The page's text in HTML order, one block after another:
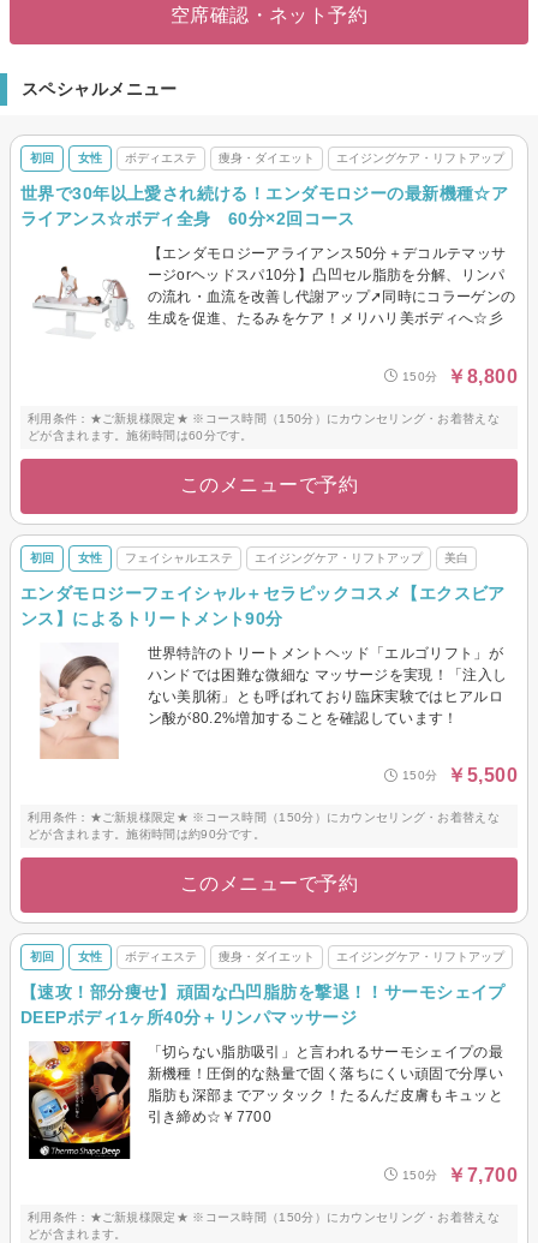
使うもので結果は大きく変わります。
諦めてしまう前に是非一度、ご相談下さい。
お待ちしております。
空席確認・ネット予約
スペシャルメニュー
初回 女性 ボディエステ 痩身・ダイエット エイジングケア・リフトアップ
世界で30年以上愛され続ける！エンダモロジーの最新機種☆ア
ライアンス☆ボディ全身 60分×2回コース
【エンダモロジーアライアンス50分＋デコルテマッサ
ージorヘッドスパ10分】凸凹セル脂肪を分解、リンパ
の流れ・血流を改善し代謝アップ➚同時にコラーゲンの
生成を促進、たるみをケア！メリハリ美ボディへ☆彡
150分 ￥8,800
利用条件：★ご新規様限定★ ※コース時間（150分）にカウンセリング・お着替えな
どが含まれます。施術時間は60分です。
このメニューで予約
初回 女性 フェイシャルエステ エイジングケア・リフトアップ 美白
エンダモロジーフェイシャル＋セラピックコスメ【エクスビア
ンス】によるトリートメント90分
世界特許のトリートメントヘッド「エルゴリフト」が
ハンドでは困難な微細な マッサージを実現！「注⼊し
ない美肌術」とも呼ばれており臨床実験ではヒアルロ
ン酸が80.2%増加することを確認しています！
150分 ￥5,500
利用条件：★ご新規様限定★ ※コース時間（150分）にカウンセリング・お着替えな
どが含まれます。施術時間は約90分です。
このメニューで予約
初回 女性 ボディエステ 痩身・ダイエット エイジングケア・リフトアップ
【速攻！部分痩せ】頑固な凸凹脂肪を撃退！！サーモシェイプ
DEEPボディ1ヶ所40分＋リンパマッサージ
「切らない脂肪吸引」と言われるサーモシェイプの最
新機種！圧倒的な熱量で固く落ちにくい頑固で分厚い
脂肪も深部までアッタック！たるんだ皮膚もキュッと
引き締め☆￥7700
150分 ￥7,700
利用条件：★ご新規様限定★ ※コース時間（150分）にカウンセリング・お着替えな
どが含まれます。